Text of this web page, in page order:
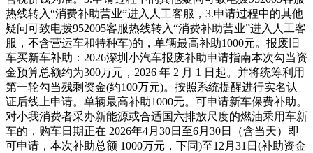
热线转入“消费补助营业”进入人工客服，3.申请过程中的其他
疑问可致电拨952005客服热线转入“消费补助营业”进入人工客
服，不含营运车和特种车)的，单辆最高补助1000元。报废旧
车买新车补助：2026深圳小汽车报废补助申请指南本次勾当资
金预算总额约为300万元，2026 年 2 月 1 日起。并将统筹利用
第一轮勾当残剩资金(约100万元)。按照系统提醒进行实名认
证后线上申请。单辆最高补助1000元。可申请新车保费补助。
对小我消费者采办新能源或合适国六排放尺度的燃油乘用车新
车的，购车日期正在 2026年4月30日至6月30日（含当天）即
可申请，本次补助总额 1000万元，下同)至12月31日(补助资金